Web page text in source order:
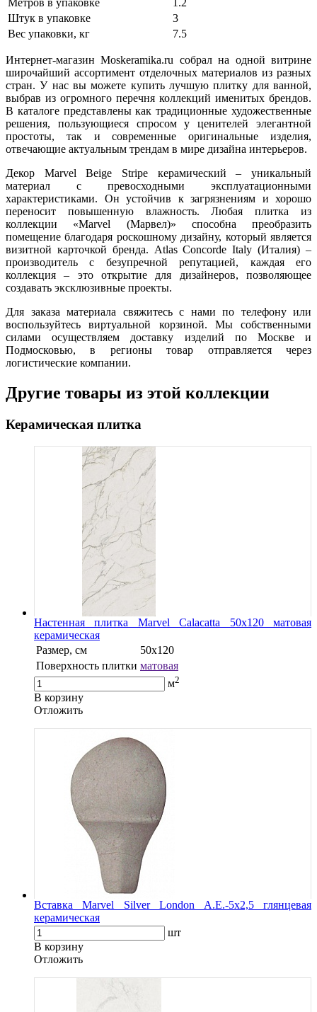
Метров в упаковке
1.2
Штук в упаковке
3
Вес упаковки, кг
7.5
Интернет-магазин Moskeramika.ru собрал на одной витрине
широчайший ассортимент отделочных материалов из разных
стран. У нас вы можете купить лучшую плитку для ванной,
выбрав из огромного перечня коллекций именитых брендов.
В каталоге представлены как традиционные художественные
решения, пользующиеся спросом у ценителей элегантной
простоты, так и современные оригинальные изделия,
отвечающие актуальным трендам в мире дизайна интерьеров.
Декор Marvel Beige Stripe керамический – уникальный
материал с превосходными эксплуатационными
характеристиками. Он устойчив к загрязнениям и хорошо
переносит повышенную влажность. Любая плитка из
коллекции «Marvel (Марвел)» способна преобразить
помещение благодаря роскошному дизайну, который является
визитной карточкой бренда. Atlas Concorde Italy (Италия) –
производитель с безупречной репутацией, каждая его
коллекция – это открытие для дизайнеров, позволяющее
создавать эксклюзивные проекты.
Для заказа материала свяжитесь с нами по телефону или
воспользуйтесь виртуальной корзиной. Мы собственными
силами осуществляем доставку изделий по Москве и
Подмосковью, в регионы товар отправляется через
логистические компании.
Другие товары из этой коллекции
Керамическая плитка
Настенная плитка Marvel Calacatta 50x120 матовая
керамическая
Размер, см
50x120
Поверхность плитки матовая
м2
В корзину
Oтложить
Вставка Marvel Silver London A.E.-5x2,5 глянцевая
керамическая
шт
В корзину
Oтложить